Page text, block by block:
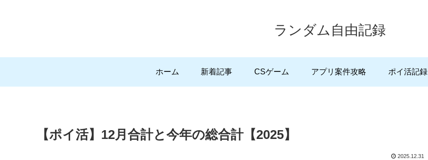
ランダム自由記録
ホーム 新着記事 CSゲーム アプリ案件攻略 ポイ活記録
【ポイ活】12月合計と今年の総合計【2025】
2025.12.31